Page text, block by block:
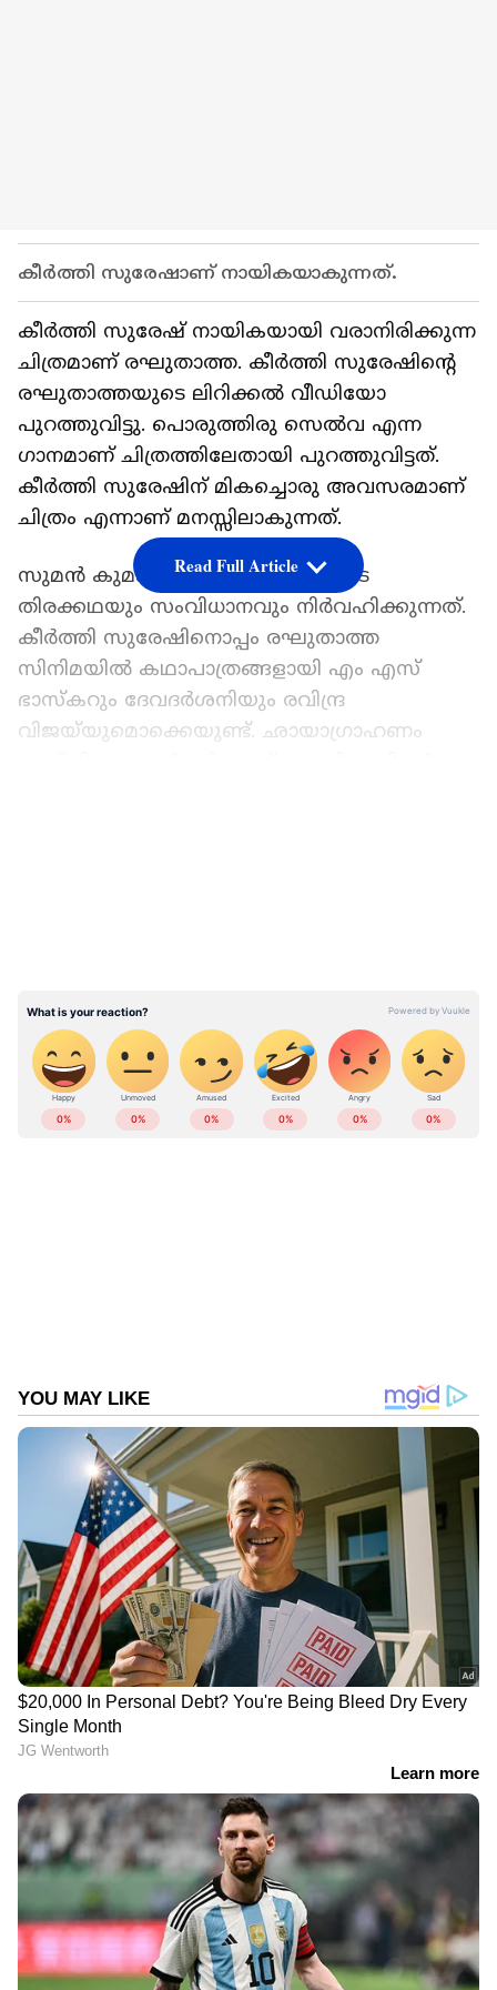
കീര്‍ത്തി സുരേഷാണ് നായികയാകുന്നത്.
കീര്‍ത്തി സുരേഷ് നായികയായി വരാനിരിക്കുന്ന
ചിത്രമാണ് രഘുതാത്ത. കീര്‍ത്തി സുരേഷിന്റെ
രഘുതാത്തയുടെ ലിറിക്കല്‍ വീഡിയോ
പുറത്തുവിട്ടു. പൊരുത്തിരു സെല്‍വ എന്ന
ഗാനമാണ് ചിത്രത്തിലേതായി പുറത്തുവിട്ടത്.
കീര്‍ത്തി സുരേഷിന് മികച്ചൊരു അവസരമാണ്
ചിത്രം എന്നാണ് മനസ്സിലാകുന്നത്.
സുമൻ കുമാറാണ് രഘുതാത്തയുടെ
തിരക്കഥയും സംവിധാനവും നിര്‍വഹിക്കുന്നത്.
കീര്‍ത്തി സുരേഷിനൊപ്പം രഘുതാത്ത
സിനിമയില്‍ കഥാപാത്രങ്ങളായി എം എസ്
ഭാസ്‍കറും ദേവദര്‍ശനിയും രവിന്ദ്ര
വിജയ്‍യുമൊക്കെയുണ്ട്. ഛായാഗ്രാഹണം
Read Full Article
ABOUT THE AUTHOR
DOWNLOAD APP
സിനിമകളിൽ നിന്ന്
വരെ,Bigg Boss Malayalam Season 7
Interview
വരെ — എല്ലാEntertainment
Newsഒരൊറ്റ ക്ലിക്കിൽ. ഏറ്റവും പുതിയ
Movie Release,Malayalam Movie Review
Box Office Collection— എല്ലാം ഇപ്പോൾ
നിങ്ങളുടെ മുന്നിൽ. എപ്പോഴും എവിടെയും
എന്റർടൈൻമെന്റിന്റെ താളത്തിൽ ചേരാൻ